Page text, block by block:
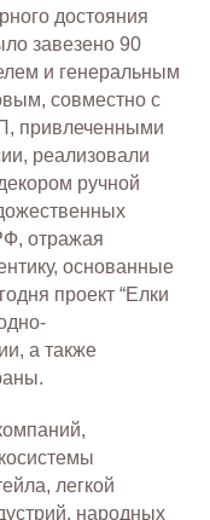
достояния
завезено 90
и генеральным
совместно с
привлеченными
реализовали
ручной
отражая
основанные
проект “Елки
а также
легкой
народных